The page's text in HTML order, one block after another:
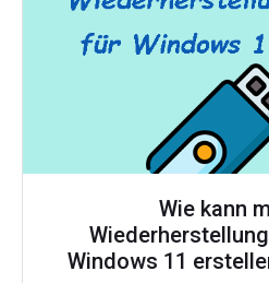
Wie kann
Windows 11